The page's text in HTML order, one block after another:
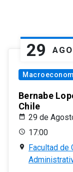
29 AGO
Bernabe
Chile
29 de
17:00
Facultad de